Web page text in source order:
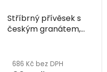
Stříbrný přívěsek s
českým granátem,
686 Kč bez DPH